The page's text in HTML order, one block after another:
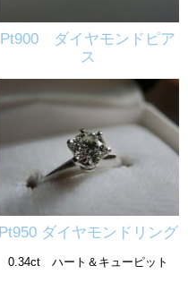
Pt900 ダイヤモンドピア
ス
Pt950 ダイヤモンドリング
0.34ct ハート＆キューピット